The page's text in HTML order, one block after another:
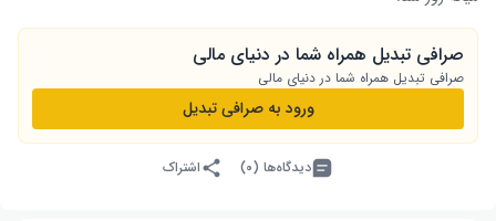
صرافی تبدیل همراه شما در دنیای مالی
صرافی تبدیل همراه شما در دنیای مالی
ورود به صرافی تبدیل
دیدگاه‌ها (۰) اشتراک